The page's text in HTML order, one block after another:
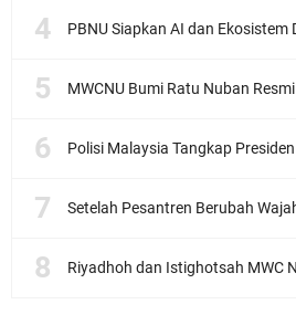
PBNU Siapkan AI dan Ekosistem Digital "Satu Ranah Digital
MWCNU Bumi Ratu Nuban Resmi Dilantik, Siap
Polisi Malaysia Tangkap Presiden
Setelah Pesantren Berubah
Riyadhoh dan Istighotsah MWC NU Lowokwaru: Menguatkan Doa,